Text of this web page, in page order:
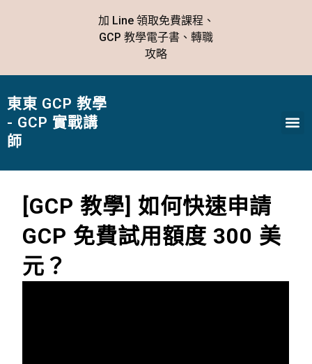
容
加 Line 領取免費課程、
GCP 教學電子書、轉職
攻略
東東 GCP 教學
- GCP 實戰講
師
[GCP 教學] 如何快速申請
GCP 免費試用額度 300 美
元？